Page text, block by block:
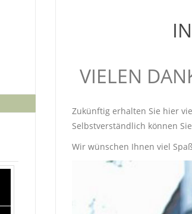
VIELEN
Zukünftig erhalten Sie hier
Selbstverständlich können
Wir wünschen Ihnen viel